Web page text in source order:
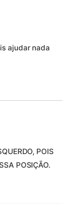
ajudar nada
POIS
POSIÇÃO.